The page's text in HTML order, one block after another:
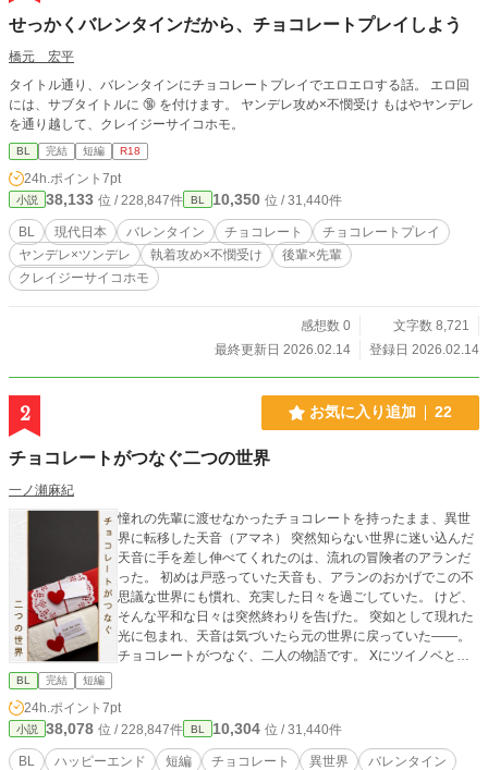
せっかくバレンタインだから、チョコレートプレイしよう
橋元 宏平
タイトル通り、バレンタインにチョコレートプレイでエロエロする話。 エロ回
には、サブタイトルに 🔞 を付けます。 ヤンデレ攻め×不憫受け もはやヤンデレ
を通り越して、クレイジーサイコホモ。
BL 完結 短編 R18
24h.ポイント 7pt
小説 38,133 位 / 228,847件 BL 10,350 位 / 31,440件
BL 現代日本 バレンタイン チョコレート
チョコレートプレイ
ヤンデレ×ツンデレ
執着攻め×不憫受け
後輩×先輩
クレイジーサイコホモ
感想数 0
文字数 8,721
最終更新日 2026.02.14
登録日 2026.02.14
2 お気に入り追加 22
チョコレートがつなぐ二つの世界
一ノ瀬麻紀
憧れの先輩に渡せなかったチョコレートを持ったまま、異世
界に転移した天音（アマネ） 突然知らない世界に迷い込んだ
天音に手を差し伸べてくれたのは、流れの冒険者のアランだ
った。 初めは戸惑っていた天音も、アランのおかげでこの不
思議な世界にも慣れ、充実した日々を過ごしていた。 けど、
そんな平和な日々は突然終わりを告げた。 突如として現れた
光に包まれ、天音は気づいたら元の世界に戻っていた――。
チョコレートがつなぐ、二人の物語です。 Xにツイノベとし
BL 完結 短編
24h.ポイント 7pt
小説 38,078 位 / 228,847件 BL 10,304 位 / 31,440件
BL ハッピーエンド 短編 チョコレート 異世界
バレンタイン